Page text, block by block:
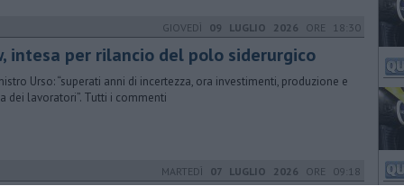
GIOVEDÌ 09 LUGLIO 2026 ORE 18:30
intesa per rilancio del polo siderurgico
Urso: “superati anni di incertezza, ora investimenti, produzione e
dei lavoratori”. Tutti i commenti
MARTEDÌ 07 LUGLIO 2026 ORE 09:18